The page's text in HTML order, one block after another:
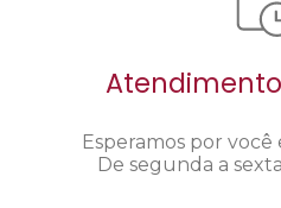
Esperamos por você
De segunda a